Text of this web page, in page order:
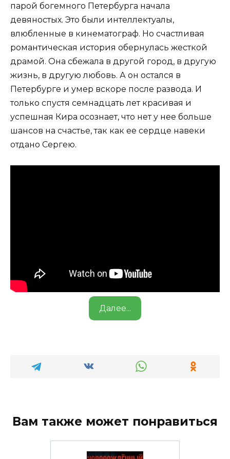
парой богемного Петербурга начала
девяностых. Это были интеллектуалы,
влюбленные в кинематограф. Но счастливая
романтическая история обернулась жесткой
драмой. Она сбежала в другой город, в другую
жизнь, в другую любовь. А он остался в
Петербурге и умер вскоре после развода. И
только спустя семнадцать лет красивая и
успешная Кира осознает, что нет у нее больше
шансов на счастье, так как ее сердце навеки
отдано Сергею.
Далее...
Вам также может понравиться